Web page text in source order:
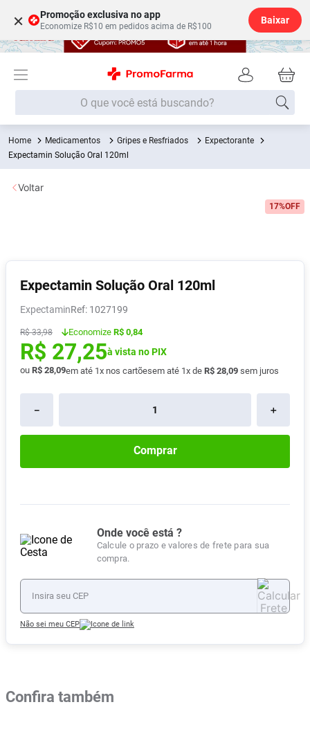
× Promoção exclusiva no app
Economize R$10 em pedidos acima de R$100
Baixar
O que você está buscando?
Medicamentos Gripes e Resfriados
Expectorante
Expectamin Solução Oral 120ml
17%OFF
Expectamin Solução Oral 120ml
Expectamin : 1027199
R$ 33,98 Economize R$ 0,84
R$ 27,25à vista no PIX
ou R$ 28,09em até 1x nos cartõesem até 1x de R$ 28,09 sem juros
＋
－
Comprar
Onde você está ?
Calcule o prazo e valores de frete para sua
compra.
Não sei meu CEP
Voltar
Confira também
Termos mais buscados
1º Fralda
2
5º Fralda G
6º Shampoo
7º Desodorante
8º Absorvente
9 Lavitan
10º Vitamina D